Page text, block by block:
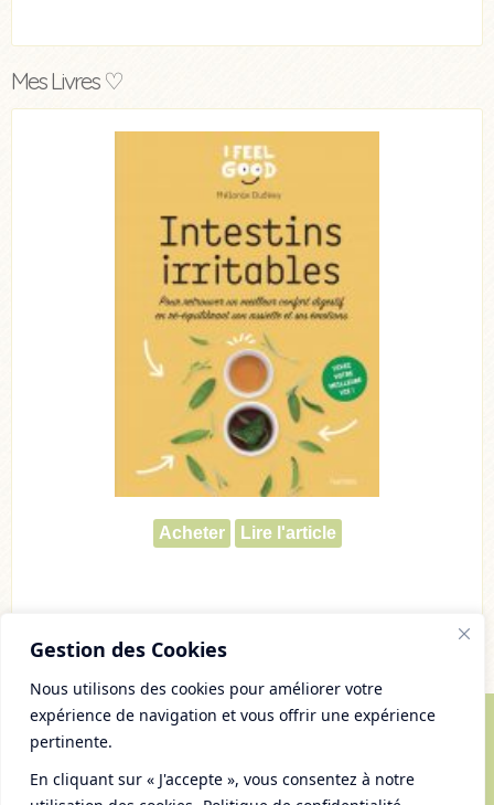
Gestion des Cookies
Nous utilisons des cookies pour améliorer votre
expérience de navigation et vous offrir une expérience
pertinente.
En cliquant sur « J'accepte », vous consentez à notre
Mes Livres ♡
Acheter Lire l'article
Tous droits réservés
Mentions Légales et gestion des cookies